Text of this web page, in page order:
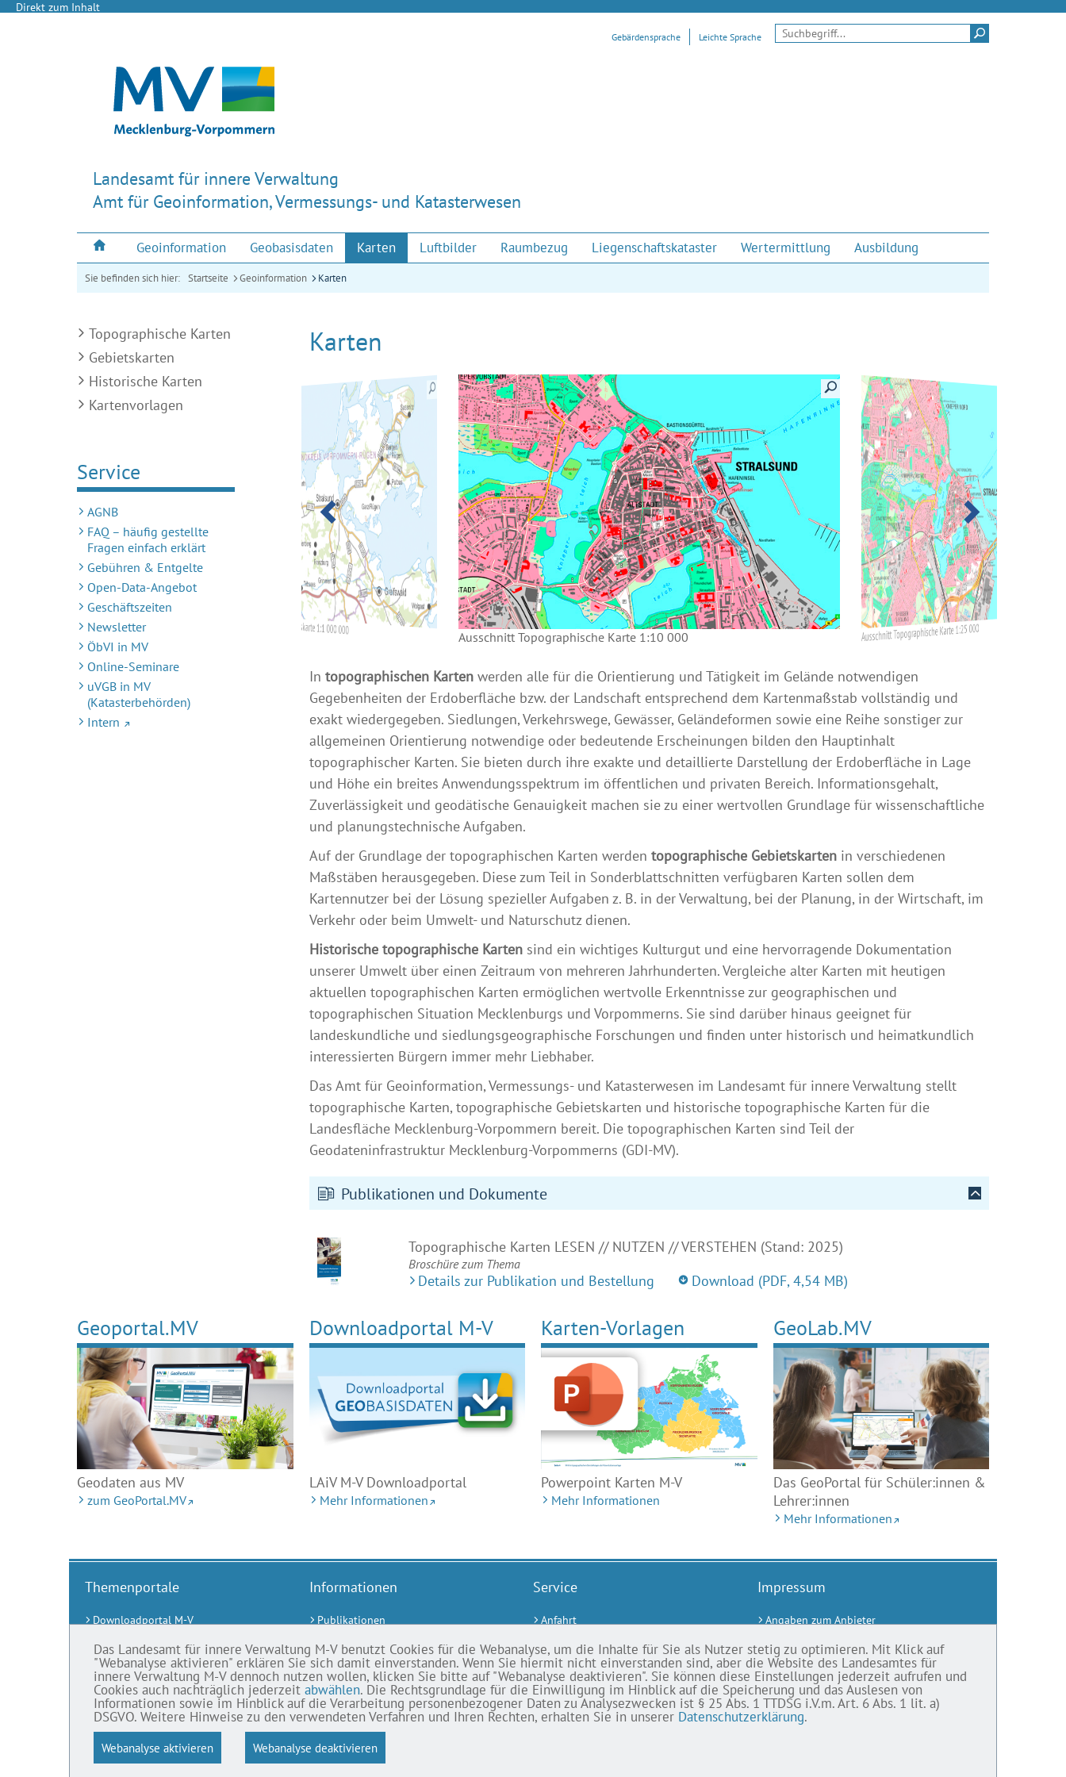
Das Landesamt für innere Verwaltung M-V benutzt Cookies für die Webanalyse, um die Inhalte für Sie als Nutzer stetig zu optimieren. Mit Klick auf
"Webanalyse aktivieren" erklären Sie sich damit einverstanden. Wenn Sie hiermit nicht einverstanden sind, aber die Website des Landesamtes für
innere Verwaltung M-V dennoch nutzen wollen, klicken Sie bitte auf "Webanalyse deaktivieren". Sie können diese Einstellungen jederzeit aufrufen und
Cookies auch nachträglich jederzeit abwählen. Die Rechtsgrundlage für die Einwilligung im Hinblick auf die Speicherung und das Auslesen von
Informationen sowie im Hinblick auf die Verarbeitung personenbezogener Daten zu Analysezwecken ist § 25 Abs. 1 TTDSG i.V.m. Art. 6 Abs. 1 lit. a)
DSGVO. Weitere Hinweise zu den verwendeten Verfahren und Ihren Rechten, erhalten Sie in unserer Datenschutzerklärung.
Webanalyse aktivieren Webanalyse deaktivieren
Direkt zum Inhalt
Landesamt für innere Verwaltung
Amt für Geoinformation, Vermessungs- und Katasterwesen
Gebärdensprache Leichte Sprache Suchen
Geoinformation Geobasisdaten Karten Luftbilder Raumbezug Liegenschaftskataster Wertermittlung Ausbildung
Sie befinden sich hier: Startseite Geoinformation Karten
Topographische Karten
Gebietskarten
Historische Karten
Kartenvorlagen
Service
AGNB
FAQ – häufig gestellte
Fragen einfach erklärt
Gebühren & Entgelte
Open-Data-Angebot
Geschäftszeiten
Newsletter
ÖbVI in MV
Online-Seminare
uVGB in MV
(Katasterbehörden)
Intern
Karten
Details anzeigen
Ausschnitt Topographische Karte 1:10 000 Ausschnitt Topographische Karte 1:25 000
Details anzeigen
Ausschnitt Topographische Karte 1:50 000
Details anzeigen
Ausschnitt Topographische Karte 1:100 000
Details anzeigen
Ausschnitt Übersichtskarte 1:250 000
Ausschnitt Übersichtskarte 1:750 000
Details anzeigen
Ausschnitt Übersichtskarte 1:1 000 000
In topographischen Kartenwerden alle für die Orientierung und Tätigkeit im Gelände notwendigen
Gegebenheiten der Erdoberfläche bzw. der Landschaft entsprechend dem Kartenmaßstab vollständig und
exakt wiedergegeben. Siedlungen, Verkehrswege, Gewässer, Geländeformen sowie eine Reihe sonstiger zur
allgemeinen Orientierung notwendige oder bedeutende Erscheinungen bilden den Hauptinhalt
topographischer Karten. Sie bieten durch ihre exakte und detaillierte Darstellung der Erdoberfläche in Lage
und Höhe ein breites Anwendungsspektrum im öffentlichen und privaten Bereich. Informationsgehalt,
Zuverlässigkeit und geodätische Genauigkeit machen sie zu einer wertvollen Grundlage für wissenschaftliche
und planungstechnische Aufgaben.
Auf der Grundlage der topographischen Karten werden topographische Gebietskartenin verschiedenen
Maßstäben herausgegeben. Diese zum Teil in Sonderblattschnitten verfügbaren Karten sollen dem
Kartennutzer bei der Lösung spezieller Aufgaben z. B. in der Verwaltung, bei der Planung, in der Wirtschaft, im
Verkehr oder beim Umwelt- und Naturschutz dienen.
Historische topographische Kartensind ein wichtiges Kulturgut und eine hervorragende Dokumentation
unserer Umwelt über einen Zeitraum von mehreren Jahrhunderten. Vergleiche alter Karten mit heutigen
aktuellen topographischen Karten ermöglichen wertvolle Erkenntnisse zur geographischen und
topographischen Situation Mecklenburgs und Vorpommerns. Sie sind darüber hinaus geeignet für
landeskundliche und siedlungsgeographische Forschungen und finden unter historisch und heimatkundlich
interessierten Bürgern immer mehr Liebhaber.
Das Amt für Geoinformation, Vermessungs- und Katasterwesen im Landesamt für innere Verwaltung stellt
topographische Karten, topographische Gebietskarten und historische topographische Karten für die
Landesfläche Mecklenburg-Vorpommern bereit. Die topographischen Karten sind Teil der
Geodateninfrastruktur Mecklenburg-Vorpommerns (GDI-MV).
Publikationen und Dokumente
Topographische Karten LESEN // NUTZEN // VERSTEHEN (Stand: 2025)
Broschüre zum Thema
Details zur Publikation und Bestellung Download (PDF, 4,54 MB)
Geoportal.MV
Geodaten aus MV
zum GeoPortal.MV
Downloadportal M-V
LAiV M-V Downloadportal
Mehr Informationen
Karten-Vorlagen
Powerpoint Karten M-V
Mehr Informationen
GeoLab.MV
Das GeoPortal für Schüler:innen &
Lehrer:innen
Mehr Informationen
Themenportale
Downloadportal M-V
GeoPortal.MV
Geoportal-DE
DOP
AdV
Informationen
Publikationen
Newsletter
Online-Seminare
Intern
Service
Anfahrt
Pressemitteilungen
Karriere
AfGVK-Newsletter
Impressum
Angaben zum Anbieter
Barrierefreiheit
Gebärdensprache
Bildnachweise
Datenschutz